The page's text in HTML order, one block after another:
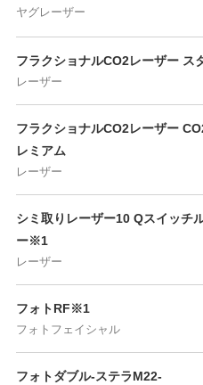
ヤグレーザー
フラクショナルCO2レーザー ス
レーザー
フラクショナルCO2レーザー
レミアム
レーザー
シミ取りレーザー10 Qスイッチ
ー※1
レーザー
フォトRF※1
フォトフェイシャル
フォトダブル-ステラM22-